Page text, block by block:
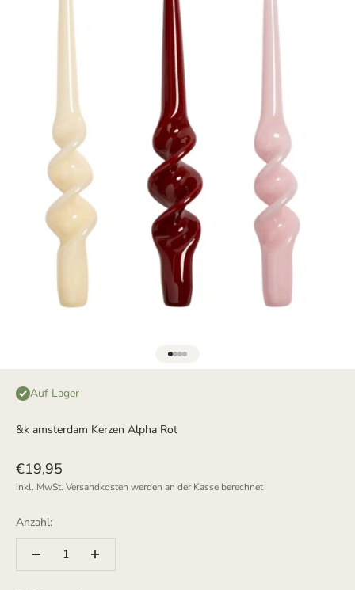
Auf Lager
&k amsterdam Kerzen Alpha Rot
Angebot
€19,95
inkl. MwSt. Versandkosten werden an der Kasse berechnet
Anzahl: